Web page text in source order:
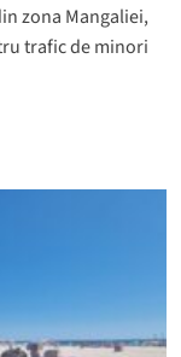
zona Mangaliei,
trafic de minori